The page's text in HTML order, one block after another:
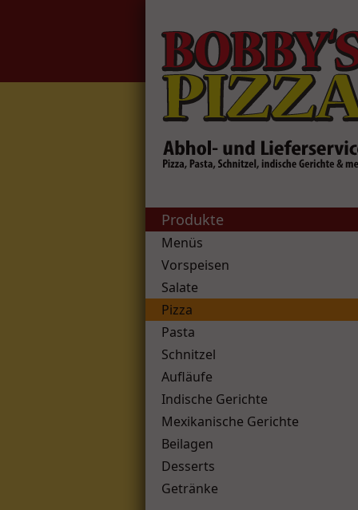
Produkte
Menüs
Vorspeisen
Salate
Pizza
Pasta
Schnitzel
Aufläufe
Indische Gerichte
Mexikanische Gerichte
Beilagen
Desserts
Getränke